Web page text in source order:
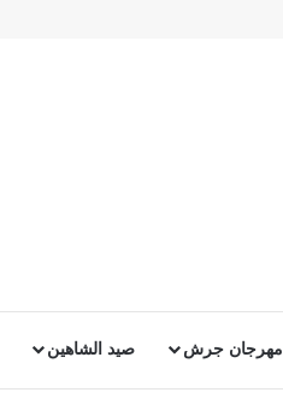
مهرجان جرش صيد الشاهين